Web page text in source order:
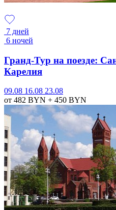
7 дней
6 ночей
Гранд-Тур на поезде:
Карелия
09.08 16.08 23.08
от 482 BYN + 450 BYN